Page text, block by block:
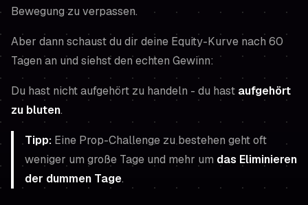
Bewegung zu verpassen.
Aber dann schaust du dir deine Equity-Kurve nach 60
Tagen an und siehst den echten Gewinn:
Du hast nicht aufgehört zu handeln - du hast aufgehört
zu bluten.
Tipp: Eine Prop-Challenge zu bestehen geht oft
weniger um große Tage und mehr um das Eliminieren
der dummen Tage.